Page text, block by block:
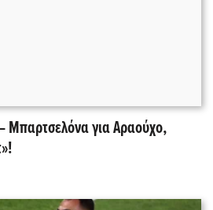
Μπαρτσελόνα για Αραούχο,